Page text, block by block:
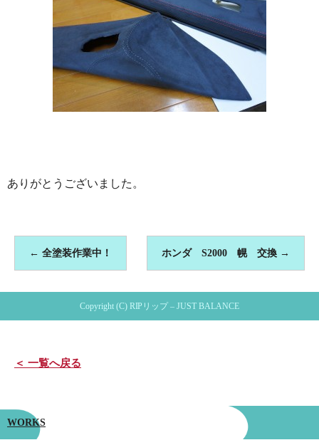
ありがとうございました。
← 全塗装作業中！ ホンダ S2000 幌 交換 →
Copyright (C) RIPリップ – JUST BALANCE
＜ 一覧へ戻る
WORKS